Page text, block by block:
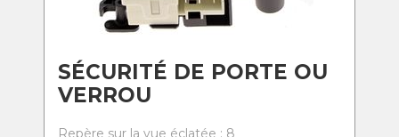
SÉCURITÉ DE PORTE OU
VERROU
Repère sur la vue éclatée : 8